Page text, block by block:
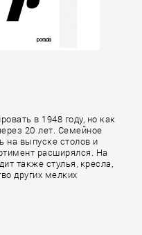
в 1948 году, но как
20 лет. Семейное
на выпуске столов и
расширялся. На
также стулья, кресла,
других мелких